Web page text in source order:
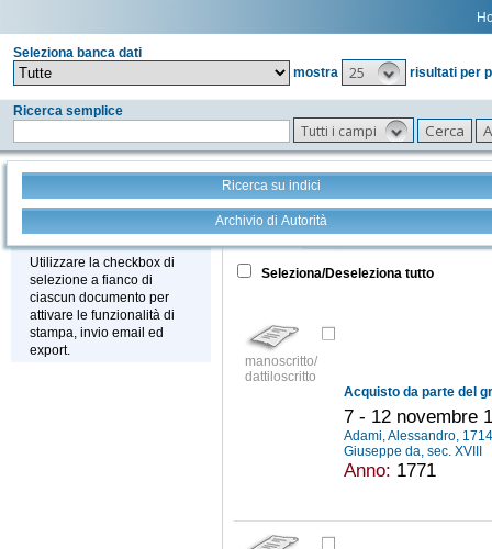
Seleziona banca dati
mostra
25 risultati per
Ricerca semplice
Tutti i campi
Ricerca su indici
Archivio di Autorità
Stampa - Email - Export
Utilizzare la checkbox di
selezione a fianco di
ciascun documento per
attivare le funzionalità di
stampa, invio email ed
export.
Tutto +
Seleziona/Deseleziona tutto
manoscritto/
dattiloscritto
7 - 12 novembre
Adami, Alessandro,
Giuseppe da, sec. XVIII
Anno: 1771